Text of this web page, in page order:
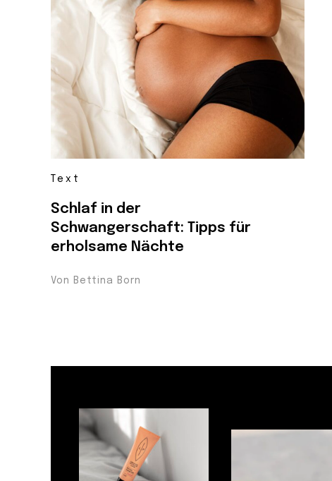
Text
Schlaf in der
Schwangerschaft: Tipps für
erholsame Nächte
Von Bettina Born